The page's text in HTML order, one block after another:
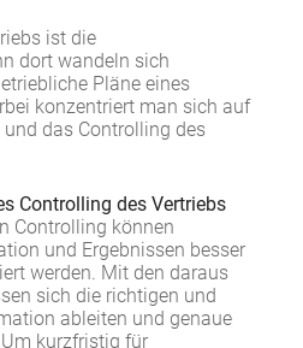
ist die
dort wandeln sich
Pläne eines
konzentriert man sich auf
das Controlling des
Controlling des Vertriebs
Controlling können
und Ergebnissen besser
werden. Mit den daraus
sich die richtigen und
ableiten und genaue
kurzfristig für